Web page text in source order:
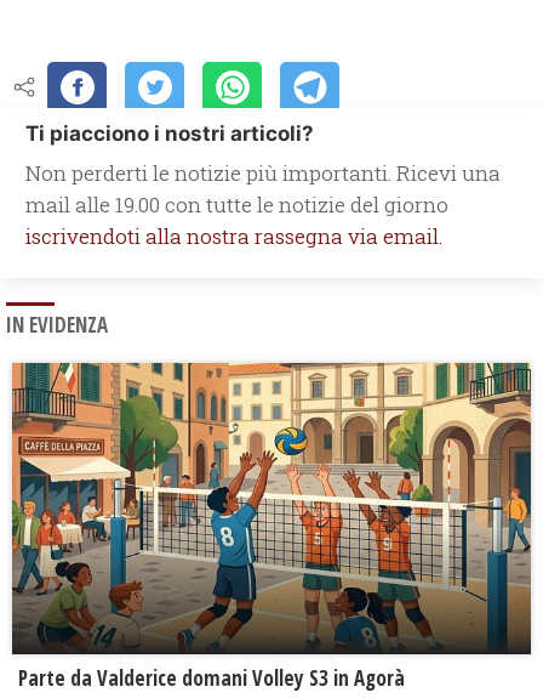
Ti piacciono i nostri articoli?
Non perderti le notizie più importanti. Ricevi una
mail alle 19.00 con tutte le notizie del giorno
iscrivendoti alla nostra rassegna via email.
IN EVIDENZA
Parte da Valderice domani Volley S3 in Agorà